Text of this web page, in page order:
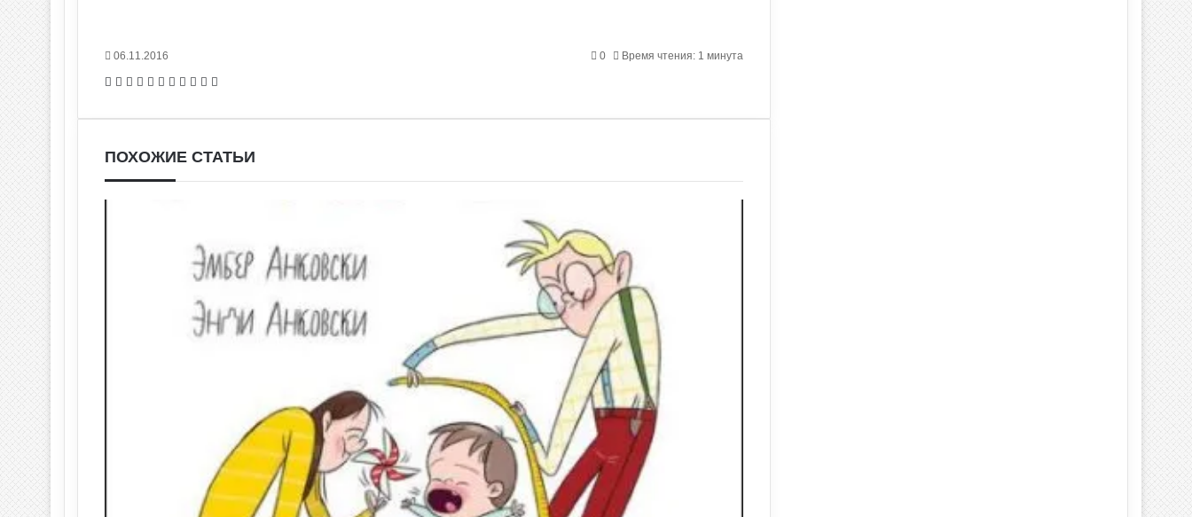
06.11.2016 0 Время чтения: 1 минута
Facebook
X Pinterest
Вконтакте
Одноклассники
Messenger
Messenger
WhatsApp
Telegram
Viber
ПОХОЖИЕ СТАТЬИ